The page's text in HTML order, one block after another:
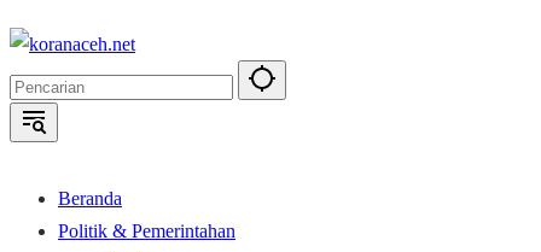
Langsung
konten
Beranda
Politik & Pemerintahan